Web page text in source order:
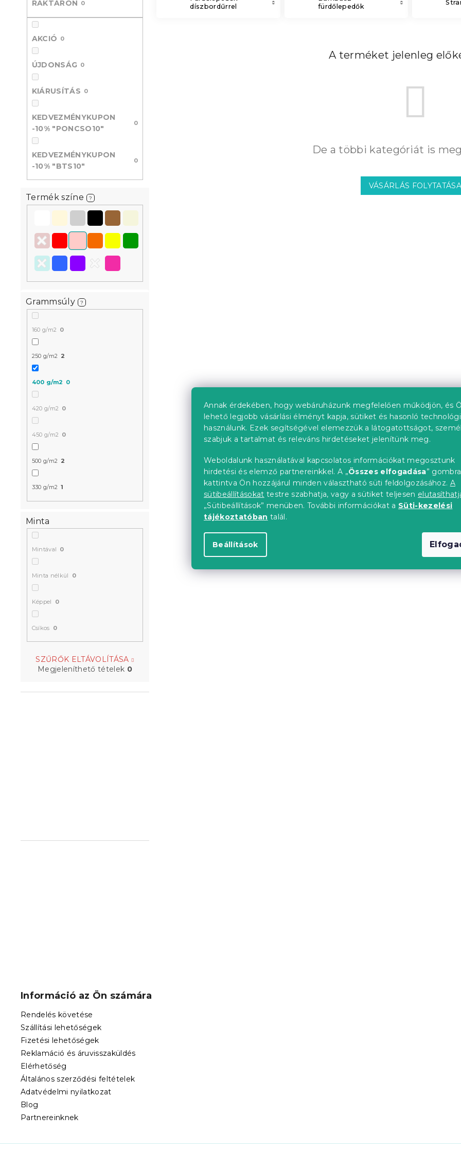
Annak érdekében, hogy webáruházunk megfelelően működjön, és
lehető legjobb vásárlási élményt kapja, sütiket és hasonló
használunk. Ezek segítségével elemezzük a látogatottságot,
szabjuk a tartalmat és releváns hirdetéseket jelenítünk meg.
Weboldalunk használatával kapcsolatos információkat megosztunk
hirdetési és elemző partnereinkkel. A „Összes elfogadása” gombra
kattintva Ön hozzájárul minden választható süti feldolgozásához. A
sütibeállításokat testre szabhatja, vagy a sütiket teljesen
„Sütibeállítások” menüben. További információkat a Süti-kezelési
tájékoztatóban talál.
Beállítások
RAKTÁRON 0
AKCIÓ 0
ÚJDONSÁG 0
KIÁRUSÍTÁS 0
KEDVEZMÉNYKUPON
-10% "PONCSO10"
0
KEDVEZMÉNYKUPON
-10% "BTS10"
0
Termék színe ?
Grammsúly ?
160 g/m2 0
250 g/m2 2
400 g/m2 0
420 g/m2 0
450 g/m2 0
500 g/m2 2
330 g/m2 1
Minta
Mintával 0
Minta nélkül 0
Képpel 0
Csíkos 0
SZŰRŐK ELTÁVOLÍTÁSA
Megjeleníthető tételek 0
díszbordűrrel
fürdőlepedők
A terméket jelenleg
De a többi kategóriát is
VÁSÁRLÁS FOLYTATÁSA
Információ az Ön számára
Rendelés követése
Szállítási lehetőségek
Fizetési lehetőségek
Reklamáció és áruvisszaküldés
Elérhetőség
Általános szerződési feltételek
Adatvédelmi nyilatkozat
Blog
Partnereinknek